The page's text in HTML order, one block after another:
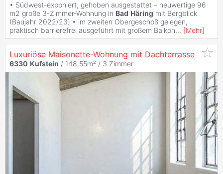
• Südwest-exponiert, gehoben ausgestattet – neuwertige 96
m2 große 3-Zimmer-Wohnung in Bad Häring mit Bergblick
(Baujahr 2022/23) • im zweiten Obergeschoß gelegen,
praktisch barrierefrei ausgeführt mit großem Balkon... [Mehr]
Luxuriöse Maisonette-Wohnung mit Dachterrasse
6330 Kufstein / 148,55m² / 3 Zimmer